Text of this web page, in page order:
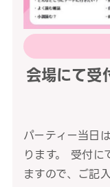
会場にて受
パーティー当日
ります。 受付に
ますので、ご記